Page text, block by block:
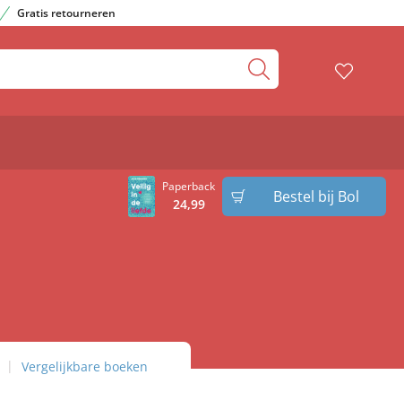
Gratis retourneren
Paperback
24,99 Bestel bij Bol
Vergelijkbare boeken